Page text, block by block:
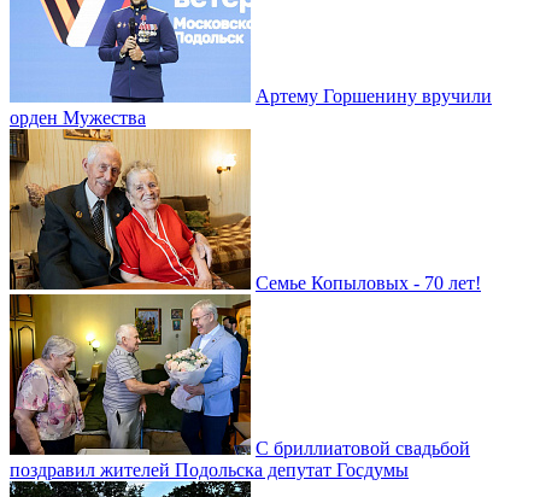
Артему Горшенину вручили
орден Мужества
Семье Копыловых - 70 лет!
С бриллиатовой свадьбой
поздравил жителей Подольска депутат Госдумы